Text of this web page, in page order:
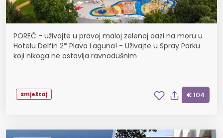
POREČ - uživajte u pravoj maloj zelenoj oazi na moru u
Hotelu Delfin 2* Plava Laguna! - Uživajte u Spray Parku
koji nikoga ne ostavlja ravnodušnim
Smještaj € 104